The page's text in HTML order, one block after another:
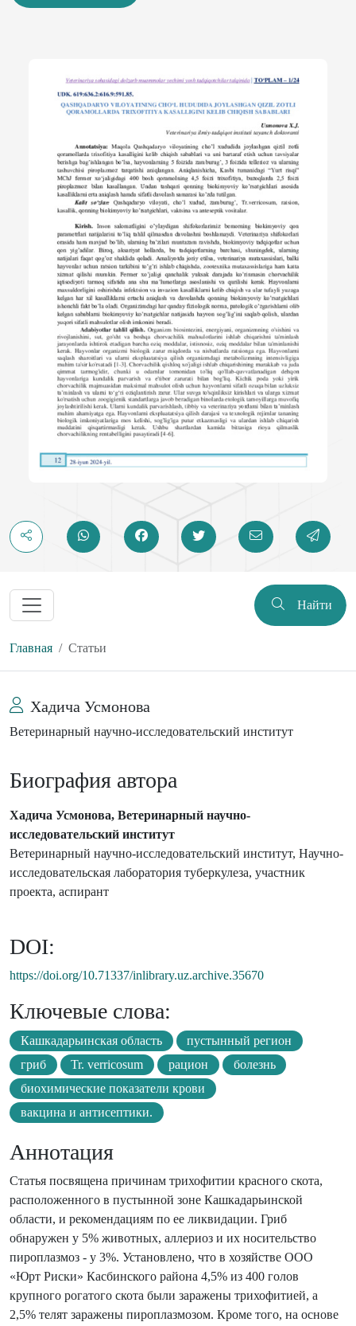
Найти
Главная Статьи
Хадича Усмонова
Ветеринарный научно-исследовательский институт
Биография автора
Хадича Усмонова, Ветеринарный научно-
исследовательский институт
Ветеринарный научно-исследовательский институт, Научно-
исследовательская лаборатория туберкулеза, участник
проекта, аспирант
DOI:
https://doi.org/10.71337/inlibrary.uz.archive.35670
Ключевые слова:
Кашкадарьинская область
пустынный регион
гриб
Tr. verricosum рацион
болезнь
биохимические показатели крови
вакцина и антисептики.
Аннотация
Статья посвящена причинам трихофитии красного скота,
расположенного в пустынной зоне Кашкадарьинской
области, и рекомендациям по ее ликвидации. Гриб
обнаружен у 5% животных, аллериоз и их носительство
пироплазмоз - у 3%. Установлено, что в хозяйстве ООО
«Юрт Риски» Касбинского района 4,5% из 400 голов
крупного рогатого скота были заражены трихофитией, а
2,5% телят заражены пироплазмозом. Кроме того, на основе